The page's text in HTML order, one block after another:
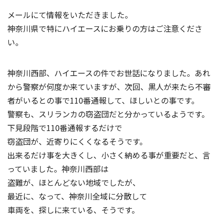
メールにて情報をいただきました。
神奈川県で特にハイエースにお乗りの方はご注意くださ
い。
神奈川西部、ハイエースの件でお世話になりました。あれ
から警察が何度か来ていますが、次回、黒人が来たら不審
者がいるとの事で110番通報して、ほしいとの事です。
警察も、スリランカの窃盗団だと分かっているようです。
下見段階で110番通報するだけで
窃盗団が、近寄りにくくなるそうです。
出来るだけ事を大きくし、小さく納める事が重要だと、言
っていました。神奈川西部は
盗難が、ほとんどない地域でしたが、
最近に、なって、神奈川全域に分散して
車両を、探しに来ている、そうです。